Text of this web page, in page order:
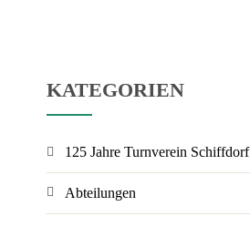
KATEGORIEN
125 Jahre Turnverein Schiffdorf
Abteilungen